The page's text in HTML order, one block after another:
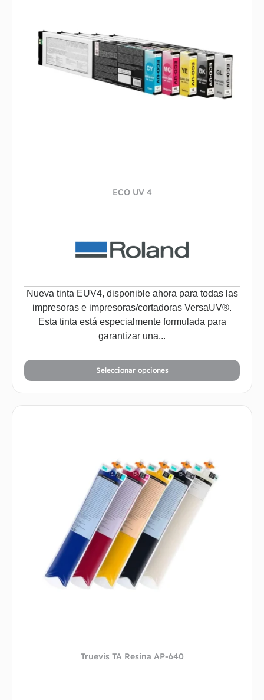
ECO UV 4
Nueva tinta EUV4, disponible ahora para todas las
impresoras e impresoras/cortadoras VersaUV®.
Esta tinta está especialmente formulada para
garantizar una...
Seleccionar opciones
Truevis TA Resina AP-640